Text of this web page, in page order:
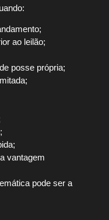
ao leilão;
posse própria;
vantagem
pode ser a